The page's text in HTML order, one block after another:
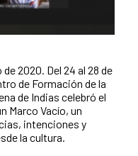
2020. Del 24 al 28 de
de Formación de la
de Indias celebró el
Marco Vacío, un
intenciones y
la cultura.